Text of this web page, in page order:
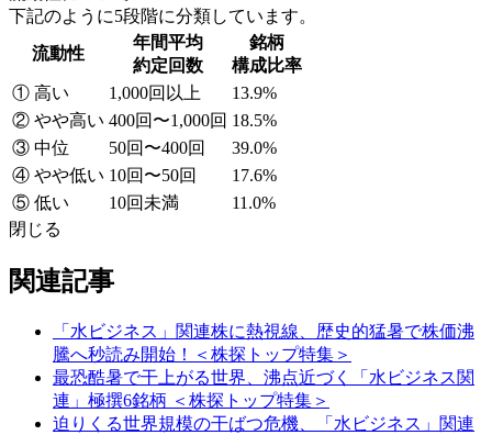
下記のように5段階に分類しています。
流動性
年間平均
約定回数
銘柄
構成比率
① 高い
1,000回以上
13.9%
② やや高い 400回〜1,000回 18.5%
③ 中位
50回〜400回
39.0%
④ やや低い 10回〜50回
17.6%
⑤ 低い
10回未満
11.0%
閉じる
関連記事
「水ビジネス」関連株に熱視線、歴史的猛暑で株価沸
騰へ秒読み開始！＜株探トップ特集＞
最恐酷暑で干上がる世界、沸点近づく「水ビジネス関
連」極撰6銘柄 ＜株探トップ特集＞
迫りくる世界規模の干ばつ危機、「水ビジネス」関連